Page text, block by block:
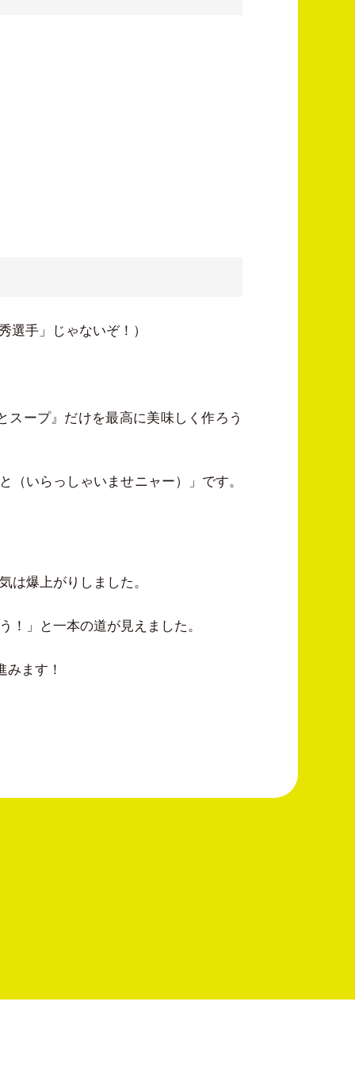
手」じゃないぞ！）
ープ』だけを最高に美味しく作ろう
いらっしゃいませニャー）」です。
爆上がりしました。
」と一本の道が見えました。
ます！